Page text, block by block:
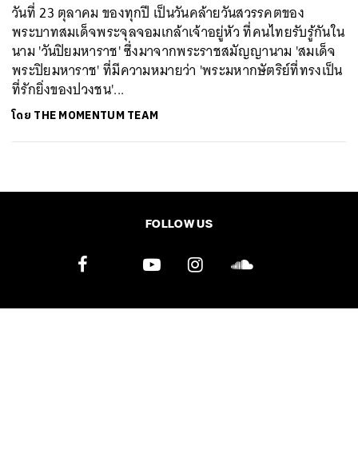
วันที่ 23 ตุลาคม ของทุกปี เป็นวันคล้ายวันสวรรคตของ
พระบาทสมเด็จพระจุลจอมเกล้าเจ้าอยู่หัว ที่คนไทยรับรู้กันใน
นาม 'วันปิยมหาราช' ซึ่งมาจากพระราชสมัญญานาม 'สมเด็จ
พระปิยมหาราช' ที่มีความหมายว่า 'พระมหากษัตริย์ที่ทรงเป็น
ที่รักยิ่งของปวงชน'...
โดย THE MOMENTUM TEAM
FOLLOW US
SHARE TWEET LINE EMAIL